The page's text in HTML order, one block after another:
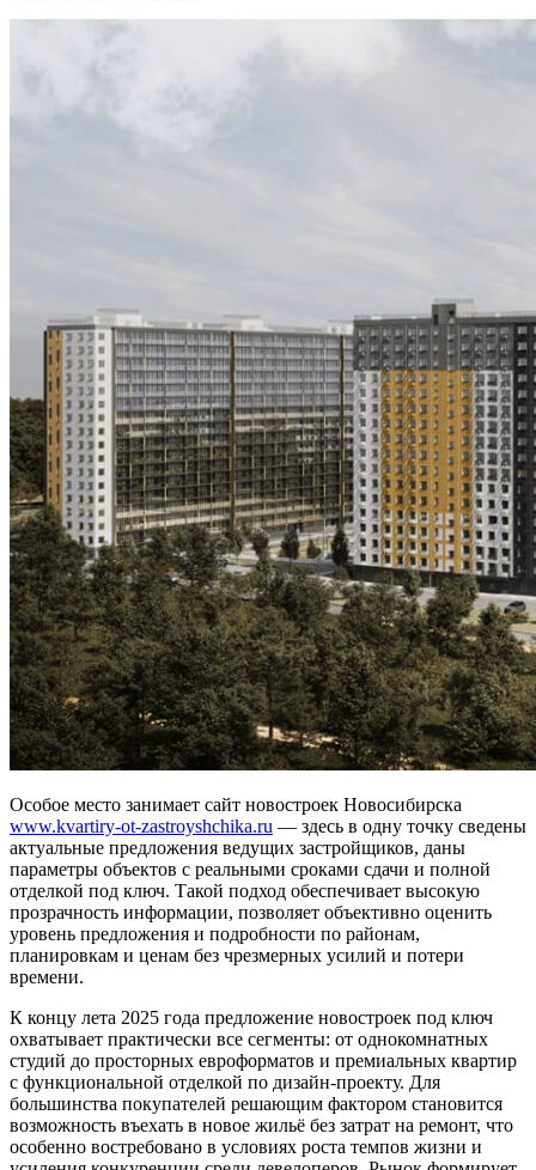
Особое место занимает сайт новостроек Новосибирска
www.kvartiry-ot-zastroyshchika.ru — здесь в одну точку сведены
актуальные предложения ведущих застройщиков, даны
параметры объектов с реальными сроками сдачи и полной
отделкой под ключ. Такой подход обеспечивает высокую
прозрачность информации, позволяет объективно оценить
уровень предложения и подробности по районам,
планировкам и ценам без чрезмерных усилий и потери
времени.
К концу лета 2025 года предложение новостроек под ключ
охватывает практически все сегменты: от однокомнатных
студий до просторных евроформатов и премиальных квартир
с функциональной отделкой по дизайн-проекту. Для
большинства покупателей решающим фактором становится
возможность въехать в новое жильё без затрат на ремонт, что
особенно востребовано в условиях роста темпов жизни и